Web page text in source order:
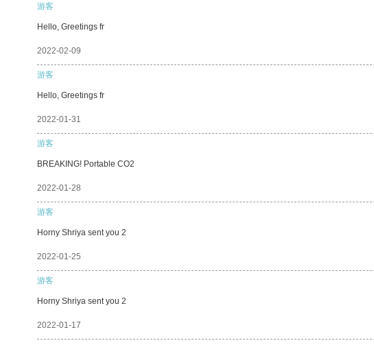
游客
Hello, Greetings fr
2022-02-09
游客
Hello, Greetings fr
2022-01-31
游客
BREAKING! Portable CO2
2022-01-28
游客
Horny Shriya sent you 2
2022-01-25
游客
Horny Shriya sent you 2
2022-01-17